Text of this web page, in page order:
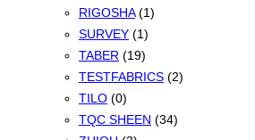
RIGOSHA (1)
SURVEY (1)
TABER (19)
TESTFABRICS (2)
TILO (0)
TQC SHEEN (34)